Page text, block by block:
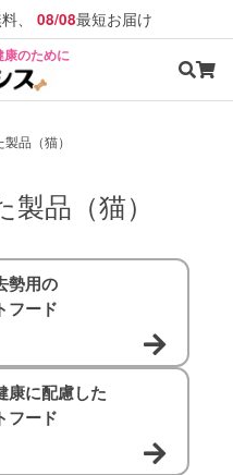
、 08/08最短お届け
のために
品（猫）
品（猫）
勢用の
フード
康に配慮した
フード